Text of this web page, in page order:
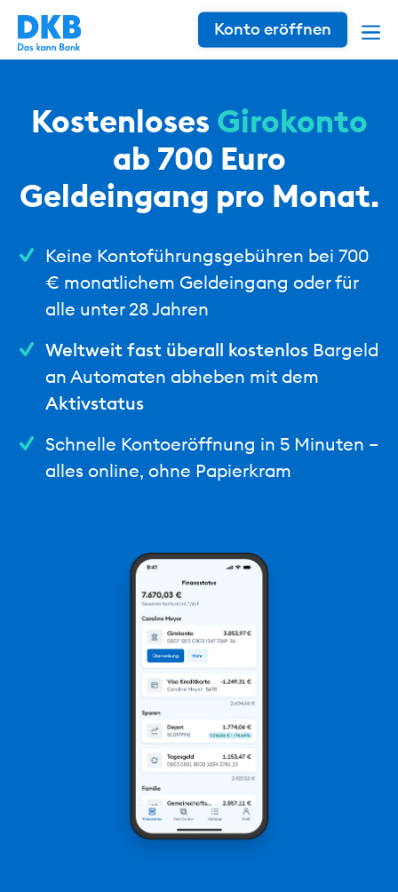
Konto eröffnen
Kostenloses Girokonto
ab 700 Euro
Geldeingang pro Monat.
Keine Kontoführungsgebühren bei 700
€ monatlichem Geldeingang oder für
alle unter 28 Jahren
Weltweit fast überall kostenlosBargeld
an Automaten abheben mit dem
Aktivstatus
Schnelle Kontoeröffnung in 5 Minuten –
alles online, ohne Papierkram